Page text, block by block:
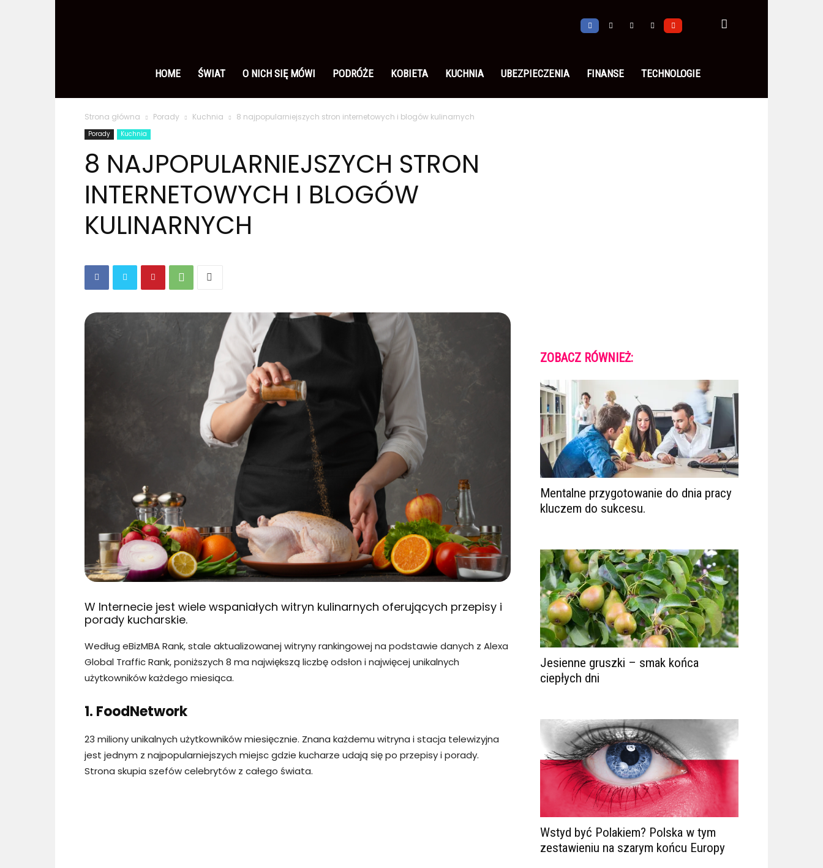
polsku
HOME ŚWIAT O NICH SIĘ MÓWI PODRÓŻE KOBIETA KUCHNIA UBEZPIECZENIA FINANSE TECHNOLOGIE
Strona główna Porady Kuchnia 8 najpopularniejszych stron internetowych i blogów kulinarnych
Porady Kuchnia
8 NAJPOPULARNIEJSZYCH STRON
INTERNETOWYCH I BLOGÓW
KULINARNYCH
W Internecie jest wiele wspaniałych witryn kulinarnych oferujących przepisy i
porady kucharskie.
Według eBizMBA Rank, stale aktualizowanej witryny rankingowej na podstawie danych z Alexa
Global Traffic Rank, poniższych 8 ma największą liczbę odsłon i najwięcej unikalnych
użytkowników każdego miesiąca.
1. FoodNetwork
23 miliony unikalnych użytkowników miesięcznie. Znana każdemu witryna i stacja telewizyjna
jest jednym z najpopularniejszych miejsc gdzie kucharze udają się po przepisy i porady.
Strona skupia szefów celebrytów z całego świata.
ZOBACZ RÓWNIEŻ:
Mentalne przygotowanie do dnia pracy
kluczem do sukcesu.
Jesienne gruszki – smak końca
ciepłych dni
Wstyd być Polakiem? Polska w tym
zestawieniu na szarym końcu Europy